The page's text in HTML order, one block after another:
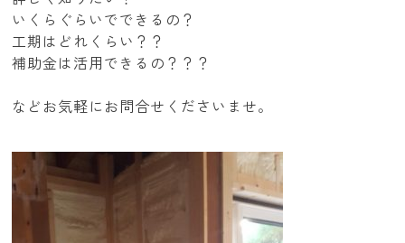
いくらぐらいでできるの？
工期はどれくらい？？
補助金は活用できるの？？？
などお気軽にお問合せくださいませ。